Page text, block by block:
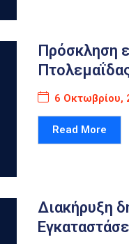
Πρόσκληση
6 Οκτωβρίου,
Read More
Διακήρυξη